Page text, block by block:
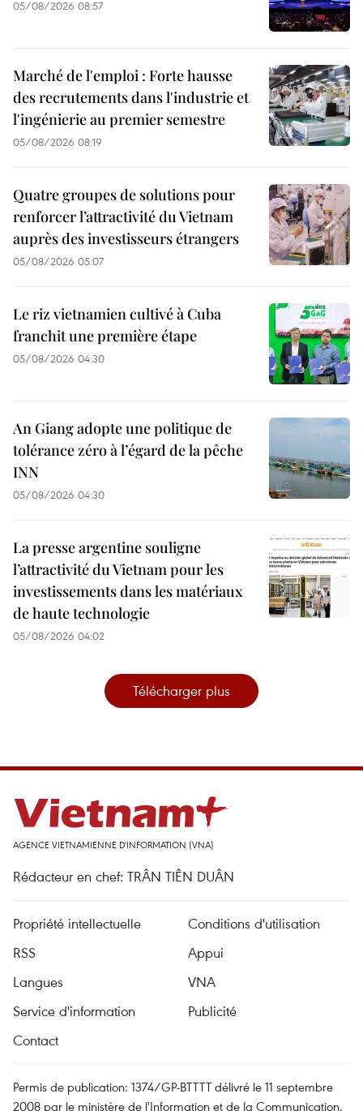
05/08/2026 08:57
Marché de l'emploi : Forte hausse
des recrutements dans l'industrie et
l'ingénierie au premier semestre
05/08/2026 08:19
Quatre groupes de solutions pour
renforcer l’attractivité du Vietnam
auprès des investisseurs étrangers
05/08/2026 05:07
Le riz vietnamien cultivé à Cuba
franchit une première étape
05/08/2026 04:30
An Giang adopte une politique de
tolérance zéro à l’égard de la pêche
INN
05/08/2026 04:30
La presse argentine souligne
l’attractivité du Vietnam pour les
investissements dans les matériaux
de haute technologie
05/08/2026 04:02
Télécharger plus
AGENCE VIETNAMIENNE D'INFORMATION (VNA)
Rédacteur en chef: TRÂN TIÊN DUÂN
Propriété intellectuelle
Conditions d'utilisation
RSS
Appui
Langues
VNA
Service d'information
Publicité
Contact
Permis de publication: 1374/GP-BTTTT délivré le 11 septembre
2008 par le ministère de l'Information et de la Communication.